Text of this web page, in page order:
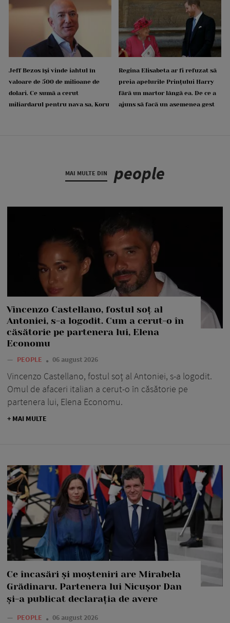
Jeff Bezos își vinde iahtul în
valoare de 500 de milioane de
dolari. Ce sumă a cerut
miliardarul pentru nava sa, Koru
Regina Elisabeta ar fi refuzat să
preia apelurile Prințului Harry
fără un martor lângă ea. De ce a
ajuns să facă un asemenea gest
MAI MULTE DIN people
Vincenzo Castellano, fostul soț al
Antoniei, s-a logodit. Cum a cerut-o în
căsătorie pe partenera lui, Elena
Economu
— PEOPLE 06 august 2026
Vincenzo Castellano, fostul soț al Antoniei, s-a logodit.
Omul de afaceri italian a cerut-o în căsătorie pe
partenera lui, Elena Economu.
+ MAI MULTE
Ce încasări și moșteniri are Mirabela
Grădinaru. Partenera lui Nicușor Dan
și-a publicat declarația de avere
— PEOPLE 06 august 2026